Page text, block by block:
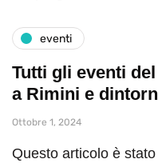
eventi
Tutti gli eventi
a Rimini e
Ottobre 1, 2024
Questo articolo è